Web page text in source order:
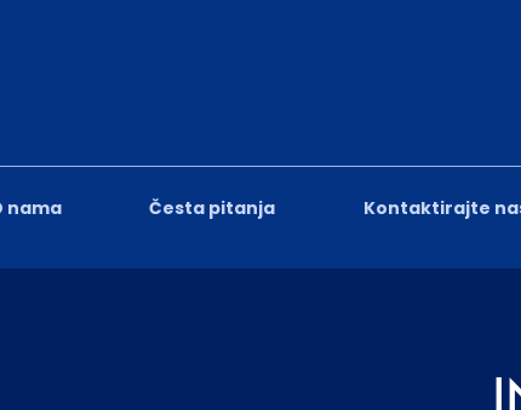
nama Česta pitanja Kontaktirajte